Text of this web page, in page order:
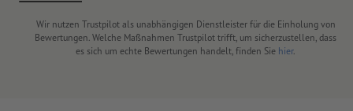
Wir nutzen Trustpilot als unabhängigen Dienstleister für die Einholung von
Bewertungen. Welche Maßnahmen Trustpilot trifft, um sicherzustellen, dass
es sich um echte Bewertungen handelt, finden Sie hier.